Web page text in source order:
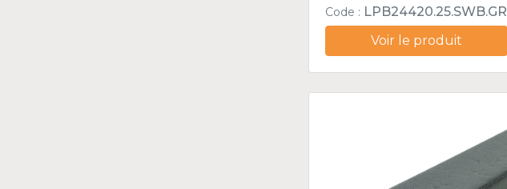
Code : LPB24420.25.SWB.GR
Voir le produit